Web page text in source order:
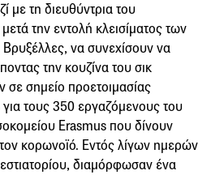
με τη διευθύντρια του
την εντολή κλεισίματος των
να συνεχίσουν να
την κουζίνα του σικ
σε σημείο προετοιμασίας
τους 350 εργαζόμενους του
Erasmus που δίνουν
κορωνοϊό. Εντός λίγων ημερών
διαμόρφωσαν ένα